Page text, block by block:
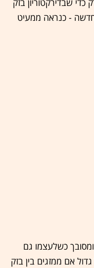
שבדירקטוריון בזק
חדשה - כנראה ממעיט
כשלעצמו גם
אם ממזגים בין בזק